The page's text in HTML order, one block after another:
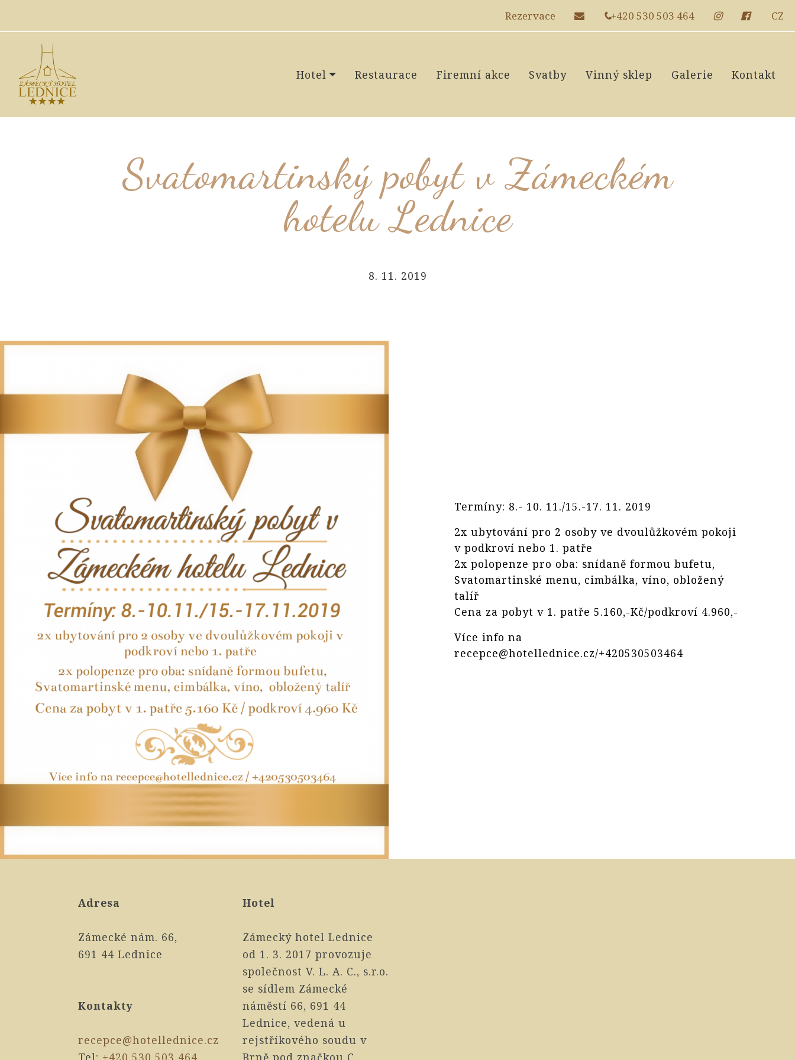
CZ
+420 530 503 464
Rezervace
Hotel Restaurace Firemní akce Svatby Vinný sklep Galerie Kontakt
Svatomartinský pobyt v Zámeckém
hotelu Lednice
8. 11. 2019
Termíny: 8.- 10. 11./15.-17. 11. 2019
2x ubytování pro 2 osoby ve dvoulůžkovém pokoji
v podkroví nebo 1. patře
2x polopenze pro oba: snídaně formou bufetu,
Svatomartinské menu, cimbálka, víno, obložený
talíř
Cena za pobyt v 1. patře 5.160,-Kč/podkroví 4.960,-
Více info na
recepce@hotellednice.cz/+420530503464
Adresa
Zámecké nám. 66,
691 44 Lednice
Kontakty
recepce@hotellednice.cz
Tel: +420 530 503 464
Hotel
Zámecký hotel Lednice
od 1. 3. 2017 provozuje
společnost V. L. A. C., s.r.o.
se sídlem Zámecké
náměstí 66, 691 44
Lednice, vedená u
rejstříkového soudu v
Brně pod značkou C